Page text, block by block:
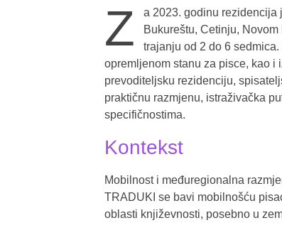
Z
a 2023. godinu rezidencija
Bukureštu, Cetinju,
trajanju od 2 do 6
opremljenom stanu za pisce, kao i
prevoditeljsku rezidenciju,
praktičnu razmjenu, istraživačka
specifičnostima.
Kontekst
Mobilnost i međuregionalna
TRADUKI se bavi mobilnošću
oblasti književnosti, posebno u